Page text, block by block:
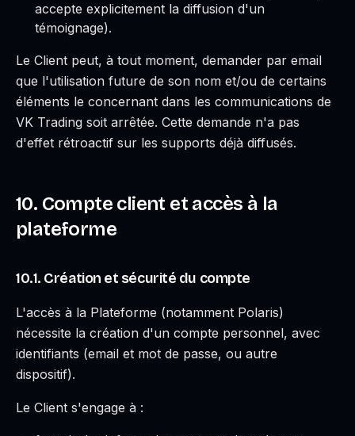
accepte explicitement la diffusion d'un
témoignage).
Le Client peut, à tout moment, demander par email
que l'utilisation future de son nom et/ou de certains
éléments le concernant dans les communications de
VK Trading soit arrêtée. Cette demande n'a pas
d'effet rétroactif sur les supports déjà diffusés.
10. Compte client et accès à la
plateforme
10.1. Création et sécurité du compte
L'accès à la Plateforme (notamment Polaris)
nécessite la création d'un compte personnel, avec
identifiants (email et mot de passe, ou autre
dispositif).
Le Client s'engage à :